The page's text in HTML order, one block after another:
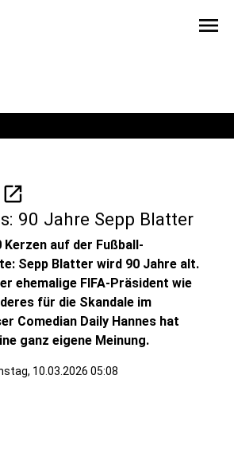
menu
open_in_new
90 Jahre Sepp Blatter
auf der Fußball-
Sepp Blatter wird 90 Jahre alt.
ehemalige FIFA-Präsident wie
für die Skandale im
Comedian Daily Hannes hat
ganz eigene Meinung.
10.03.2026 05:08